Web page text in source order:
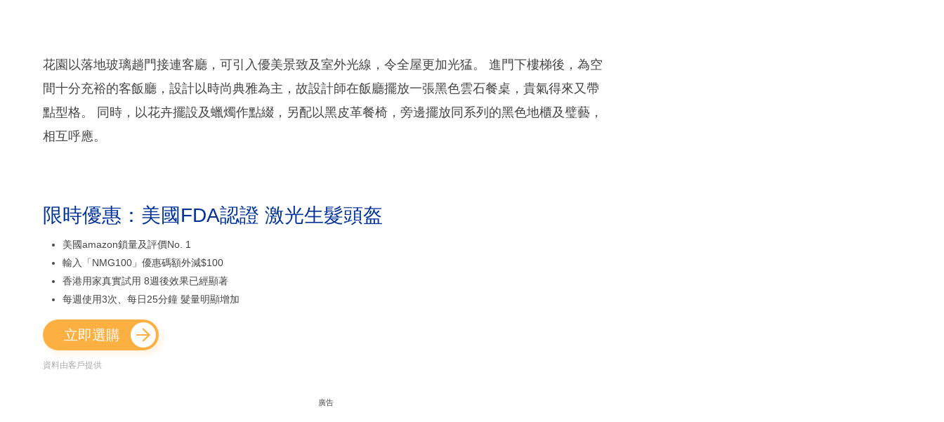
花園以落地玻璃趟門接連客廳，可引入優美景致及室外光線，令全屋更加光猛。 進門下樓梯後，為空
間十分充裕的客飯廳，設計以時尚典雅為主，故設計師在飯廳擺放一張黑色雲石餐桌，貴氣得來又帶
點型格。 同時，以花卉擺設及蠟燭作點綴，另配以黑皮革餐椅，旁邊擺放同系列的黑色地櫃及璧藝，
相互呼應。
限時優惠：美國FDA認證 激光生髮頭盔
美國amazon鎖量及評價No. 1
輸入「NMG100」優惠碼額外減$100
香港用家真實試用 8週後效果已經顯著
每週使用3次、每日25分鐘 髮量明顯增加
立即選購
資料由客戶提供
廣告